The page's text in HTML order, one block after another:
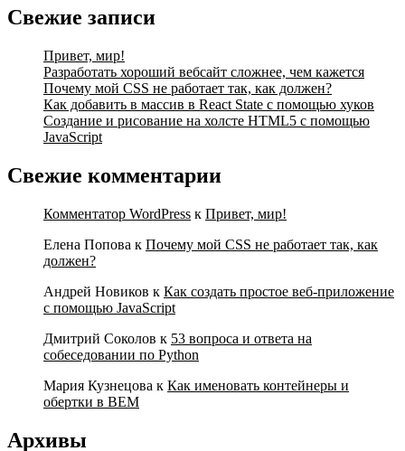
Свежие записи
Привет, мир!
Разработать хороший вебсайт сложнее, чем кажется
Почему мой CSS не работает так, как должен?
Как добавить в массив в React State с помощью хуков
Создание и рисование на холсте HTML5 с помощью
JavaScript
Свежие комментарии
Комментатор WordPress к Привет, мир!
Елена Попова к Почему мой CSS не работает так, как
должен?
Андрей Новиков к Как создать простое веб-приложение
с помощью JavaScript
Дмитрий Соколов к 53 вопроса и ответа на
собеседовании по Python
Мария Кузнецова к Как именовать контейнеры и
обертки в BEM
Архивы